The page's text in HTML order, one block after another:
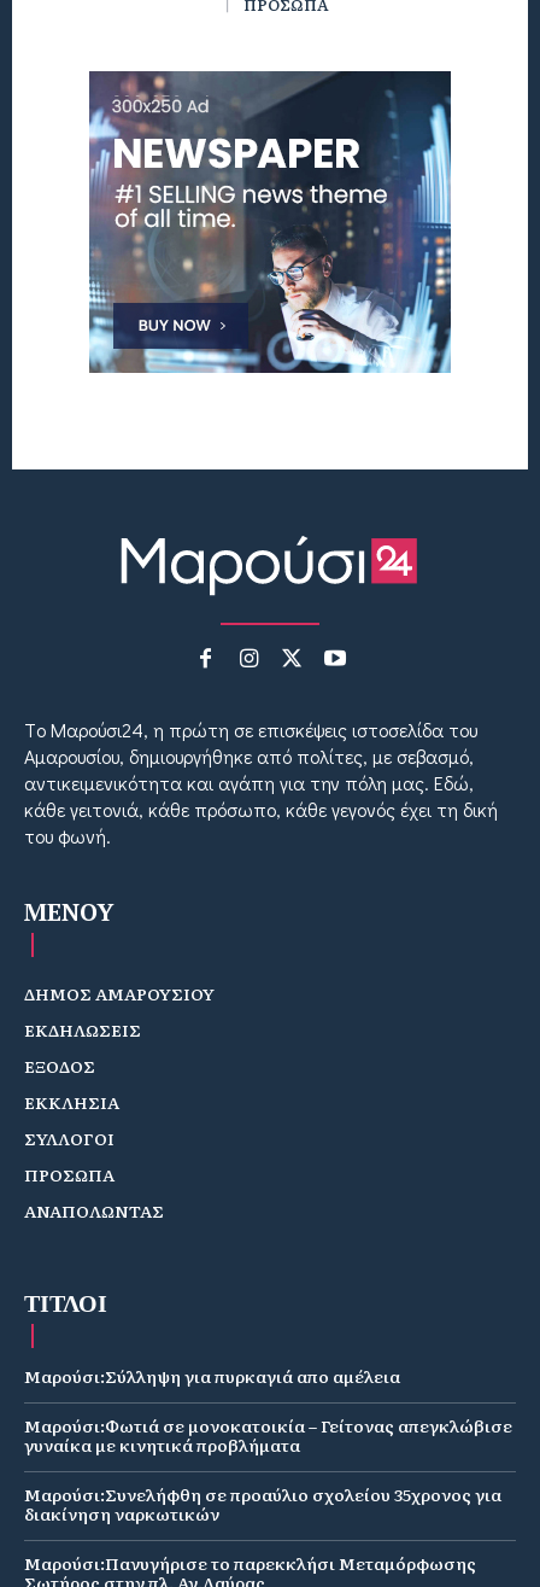
Tο Μαρούσι24, η πρώτη σε επισκέψεις ιστοσελίδα του
Αμαρουσίου, δημιουργήθηκε από πολίτες, με σεβασμό,
αντικειμενικότητα και αγάπη για την πόλη μας. Εδώ,
κάθε γειτονιά, κάθε πρόσωπο, κάθε γεγονός έχει τη δική
του φωνή.
MENOY
ΔΗΜΟΣ ΑΜΑΡΟΥΣΙΟΥ
ΕΚΔΗΛΩΣΕΙΣ
ΕΞΟΔΟΣ
ΕΚΚΛΗΣΙΑ
ΣΥΛΛΟΓΟΙ
ΠΡΟΣΩΠΑ
ΑΝΑΠΟΛΩΝΤΑΣ
ΤΙΤΛΟΙ
Μαρούσι:Σύλληψη για πυρκαγιά απο αμέλεια
Μαρούσι:Φωτιά σε μονοκατοικία – Γείτονας απεγκλώβισε
γυναίκα με κινητικά προβλήματα
Μαρούσι:Συνελήφθη σε προαύλιο σχολείου 35χρονος για
διακίνηση ναρκωτικών
Μαρούσι:Πανυγήρισε το παρεκκλήσι Μεταμόρφωσης